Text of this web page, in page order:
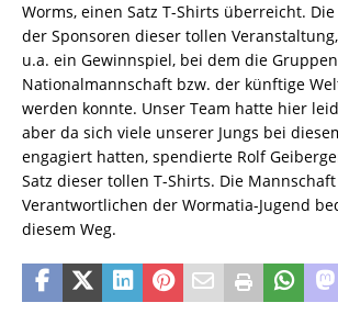
Worms, einen Satz T-Shirts überreicht.
der Sponsoren dieser tollen
u.a. ein Gewinnspiel, bei dem die
Nationalmannschaft bzw. der künftige
werden konnte. Unser Team hatte hier
aber da sich viele unserer Jungs bei
engagiert hatten, spendierte Rolf
Satz dieser tollen T-Shirts. Die
Verantwortlichen der Wormatia-Jugend
diesem Weg.